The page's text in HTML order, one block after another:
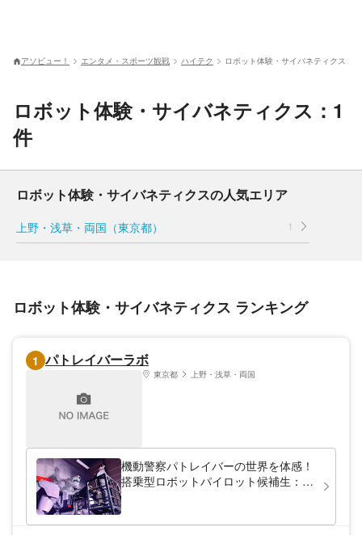
アソビュー！ エンタメ・スポーツ観戦 ハイテク ロボット体験・サイバネティクス
ロボット体験・サイバネティクス：1
件
ロボット体験・サイバネティクスの人気エリア
上野・浅草・両国（東京都） 1
ロボット体験・サイバネティクス ランキング
1 パトレイバーラボ
東京都 上野・浅草・両国
機動警察パトレイバーの世界を体感！
搭乗型ロボットパイロット候補生：格